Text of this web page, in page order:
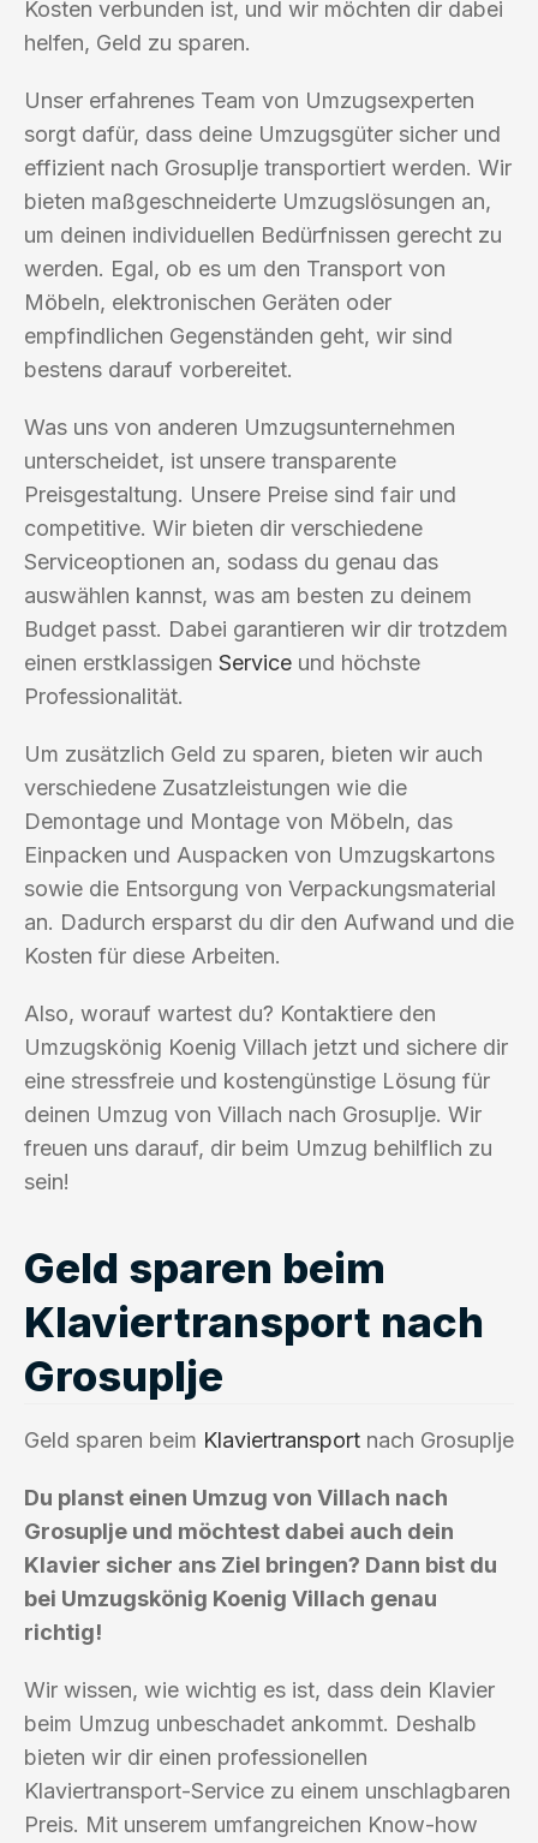
Kosten verbunden ist, und wir möchten dir dabei
helfen, Geld zu sparen.
Unser erfahrenes Team von Umzugsexperten
sorgt dafür, dass deine Umzugsgüter sicher und
effizient nach Grosuplje transportiert werden. Wir
bieten maßgeschneiderte Umzugslösungen an,
um deinen individuellen Bedürfnissen gerecht zu
werden. Egal, ob es um den Transport von
Möbeln, elektronischen Geräten oder
empfindlichen Gegenständen geht, wir sind
bestens darauf vorbereitet.
Was uns von anderen Umzugsunternehmen
unterscheidet, ist unsere transparente
Preisgestaltung. Unsere Preise sind fair und
competitive. Wir bieten dir verschiedene
Serviceoptionen an, sodass du genau das
auswählen kannst, was am besten zu deinem
Budget passt. Dabei garantieren wir dir trotzdem
einen erstklassigen Service und höchste
Professionalität.
Um zusätzlich Geld zu sparen, bieten wir auch
verschiedene Zusatzleistungen wie die
Demontage und Montage von Möbeln, das
Einpacken und Auspacken von Umzugskartons
sowie die Entsorgung von Verpackungsmaterial
an. Dadurch ersparst du dir den Aufwand und die
Kosten für diese Arbeiten.
Also, worauf wartest du? Kontaktiere den
Umzugskönig Koenig Villach jetzt und sichere dir
eine stressfreie und kostengünstige Lösung für
deinen Umzug von Villach nach Grosuplje. Wir
freuen uns darauf, dir beim Umzug behilflich zu
sein!
Geld sparen beim
Klaviertransport nach
Grosuplje
Geld sparen beim Klaviertransport nach Grosuplje
Du planst einen Umzug von Villach nach
Grosuplje und möchtest dabei auch dein
Klavier sicher ans Ziel bringen? Dann bist du
bei Umzugskönig Koenig Villach genau
richtig!
Wir wissen, wie wichtig es ist, dass dein Klavier
beim Umzug unbeschadet ankommt. Deshalb
bieten wir dir einen professionellen
Klaviertransport-Service zu einem unschlagbaren
Preis. Mit unserem umfangreichen Know-how